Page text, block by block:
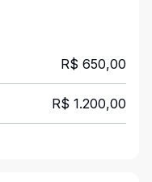
R$ 650,00
R$ 1.200,00